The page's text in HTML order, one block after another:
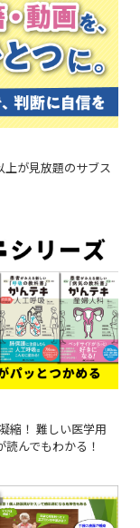
が見放題のサブス
縮！ 難しい医学用
んでもわかる！